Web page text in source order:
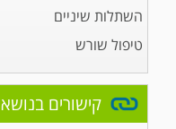
השתלות שיניים
טיפול שורש
קישורים בנושא